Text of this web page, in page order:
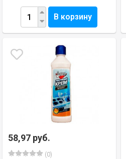
В корзину
58,97 руб.
(0)